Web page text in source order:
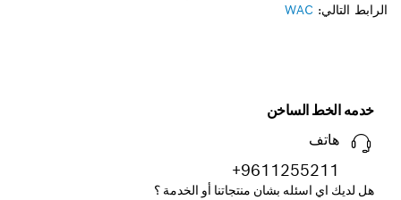
الرابط التالي: WAC
خدمه الخط الساخن
هاتف
+9611255211
هل لديك اي اسئله بشان منتجاتنا أو الخدمة ؟